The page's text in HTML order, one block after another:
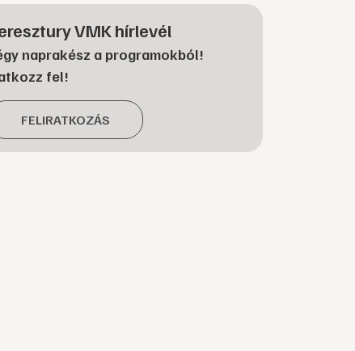
VMK hírlevél
naprakész a programokból!
fel!
FELIRATKOZÁS